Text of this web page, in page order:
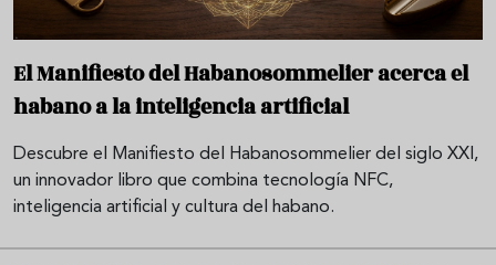
El Manifiesto del Habanosommelier acerca el
habano a la inteligencia artificial
Descubre el Manifiesto del Habanosommelier del siglo XXI,
un innovador libro que combina tecnología NFC,
inteligencia artificial y cultura del habano.